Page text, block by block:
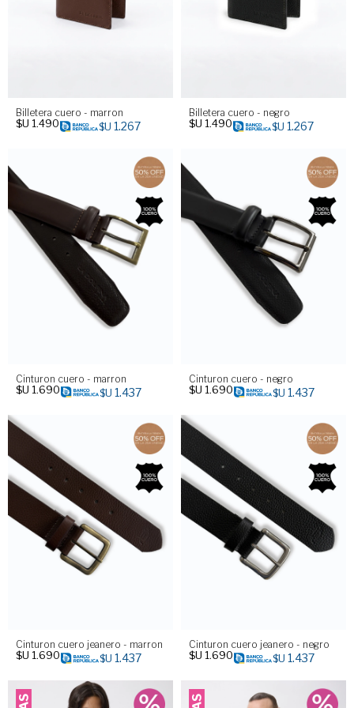
Billetera cuero - marron
$U 1.490 $U 1.267
Billetera cuero - negro
$U 1.490 $U 1.267
Cinturon cuero - marron
$U 1.690 $U 1.437
Cinturon cuero - negro
$U 1.690 $U 1.437
Cinturon cuero jeanero - marron
$U 1.690 $U 1.437
Cinturon cuero jeanero - negro
$U 1.690 $U 1.437